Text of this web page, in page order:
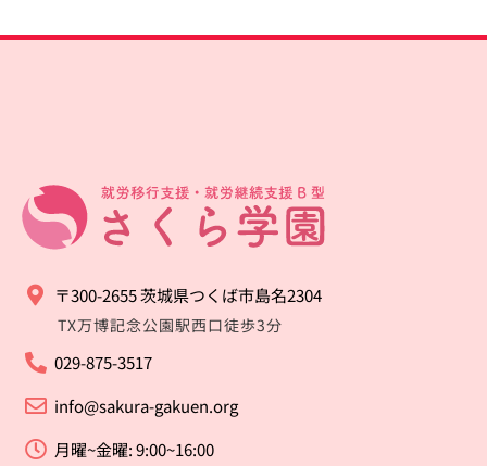
〒300-2655 茨城県つくば市島名2304
TX万博記念公園駅西口徒歩3分
029-875-3517
info@sakura-gakuen.org
月曜~金曜: 9:00~16:00